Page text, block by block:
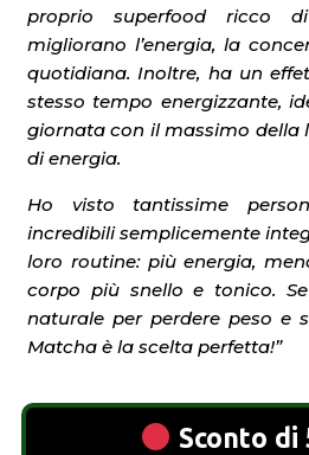
proprio superfood ricco
migliorano l’energia, la
quotidiana. Inoltre, ha un
stesso tempo energizzante,
giornata con il massimo della
di energia.
Ho visto tantissime
incredibili semplicemente
loro routine: più energia,
corpo più snello e tonico.
naturale per perdere peso e
Matcha è la scelta perfetta!”
Sconto di